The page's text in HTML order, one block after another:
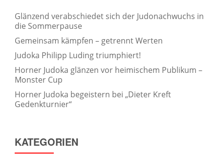
Glänzend verabschiedet sich der Judonachwuchs in
die Sommerpause
Gemeinsam kämpfen – getrennt Werten
Judoka Philipp Luding triumphiert!
Horner Judoka glänzen vor heimischem Publikum –
Monster Cup
Horner Judoka begeistern bei „Dieter Kreft
Gedenkturnier“
KATEGORIEN